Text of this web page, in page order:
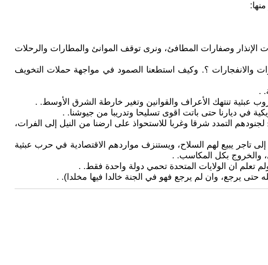
الإنذار وصفارات المطافئ، ونرى توقف الموانئ والمطارات والرحلات
والانفجارات ؟. وكيف استطعنا الصمود في مواجهة حملات التخويف
.
في ديارنا حتى باتت اقوى تسليحا وتدريبا من جيوشنا. .
التمدد شرقا وغربا للاستحواذ على ارضنا من النيل إلى الفرات،
يبيع لهم السلاح، ويستنزف مواردهم الاقتصادية في حرب عبثية
والخروج بكل المكاسب. .
تعلم ان الولايات المتحدة تحمي دولة واحدة فقط. .
يرجع، وان لم يرجع فهو في الجنة خالدا فيها مخلدا). .